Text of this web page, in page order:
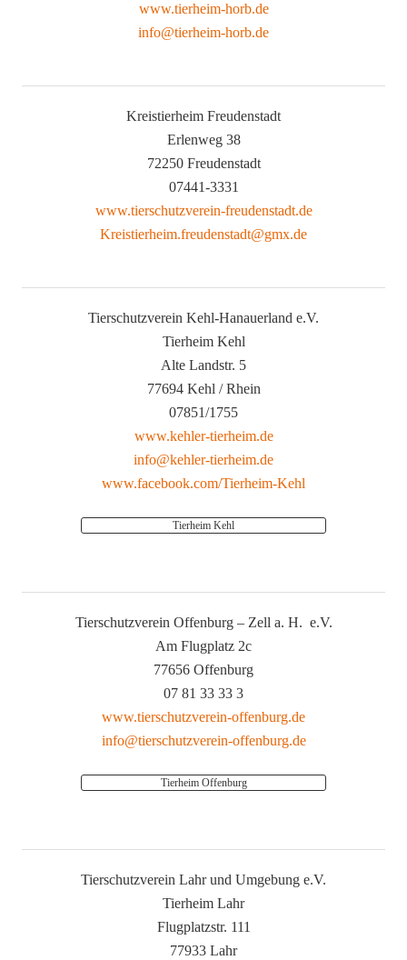
www.tierheim-horb.de
info@tierheim-horb.de
Kreistierheim Freudenstadt
Erlenweg 38
72250 Freudenstadt
07441-3331
www.tierschutzverein-freudenstadt.de
Kreistierheim.freudenstadt@gmx.de
Tierschutzverein Kehl-Hanauerland e.V.
Tierheim Kehl
Alte Landstr. 5
77694 Kehl / Rhein
07851/1755
www.kehler-tierheim.de
info@kehler-tierheim.de
www.facebook.com/Tierheim-Kehl
Tierheim Kehl
Tierschutzverein Offenburg – Zell a. H. e.V.
Am Flugplatz 2c
77656 Offenburg
07 81 33 33 3
www.tierschutzverein-offenburg.de
info@tierschutzverein-offenburg.de
Tierheim Offenburg
Tierschutzverein Lahr und Umgebung e.V.
Tierheim Lahr
Flugplatzstr. 111
77933 Lahr